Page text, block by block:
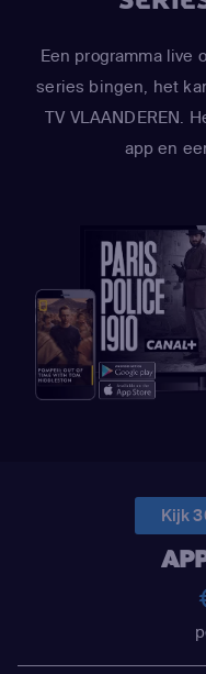
Een programma live
series bingen, het
TV VLAANDEREN.
app en
Kijk